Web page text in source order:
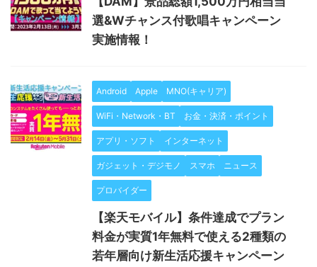
選&Wチャンス付歌唱キャンペーン
実施情報！
Android Apple MNO(キャリア)
WiFi・Network・BT お金・決済・ポイント
アプリ・ソフト インターネット
ガジェット・デジモノ スマホ ニュース
プロバイダー
【楽天モバイル】条件達成でプラン
料金が実質1年無料で使える2種類の
若年層向け新生活応援キャンペーン